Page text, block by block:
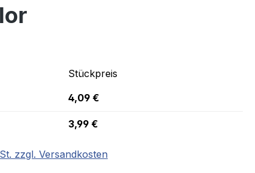
Stückpreis
4,09 €
3,99 €
zzgl. Versandkosten